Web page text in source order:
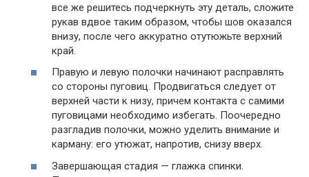
все же решитесь подчеркнуть эту деталь, сложите
рукав вдвое таким образом, чтобы шов оказался
внизу, после чего аккуратно отутюжьте верхний
край.
Правую и левую полочки начинают расправлять
со стороны пуговиц. Продвигаться следует от
верхней части к низу, причем контакта с самими
пуговицами необходимо избегать. Поочередно
разгладив полочки, можно уделить внимание и
карману: его утюжат, напротив, снизу вверх.
Завершающая стадия — глажка спинки.